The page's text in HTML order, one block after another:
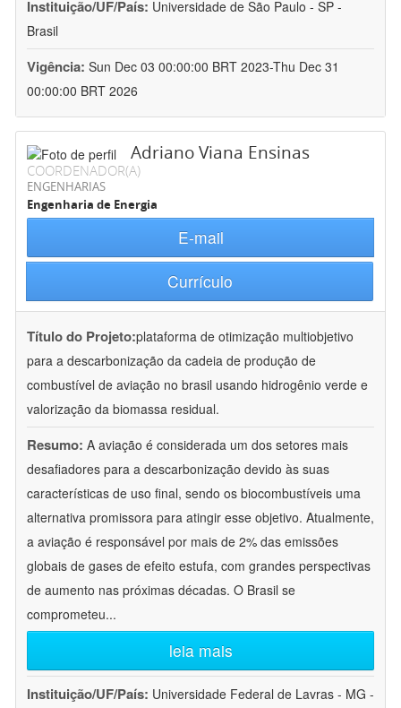
Instituição/UF/País: Universidade de São Paulo - SP -
Brasil
Vigência: Sun Dec 03 00:00:00 BRT 2023-Thu Dec 31
00:00:00 BRT 2026
Adriano Viana Ensinas
COORDENADOR(A)
ENGENHARIAS
Engenharia de Energia
E-mail
Currículo
Título do Projeto:plataforma de otimização multiobjetivo
para a descarbonização da cadeia de produção de
combustível de aviação no brasil usando hidrogênio verde e
valorização da biomassa residual.
Resumo: A aviação é considerada um dos setores mais
desafiadores para a descarbonização devido às suas
características de uso final, sendo os biocombustíveis uma
alternativa promissora para atingir esse objetivo. Atualmente,
a aviação é responsável por mais de 2% das emissões
globais de gases de efeito estufa, com grandes perspectivas
de aumento nas próximas décadas. O Brasil se
comprometeu...
leia mais
Instituição/UF/País: Universidade Federal de Lavras - MG -